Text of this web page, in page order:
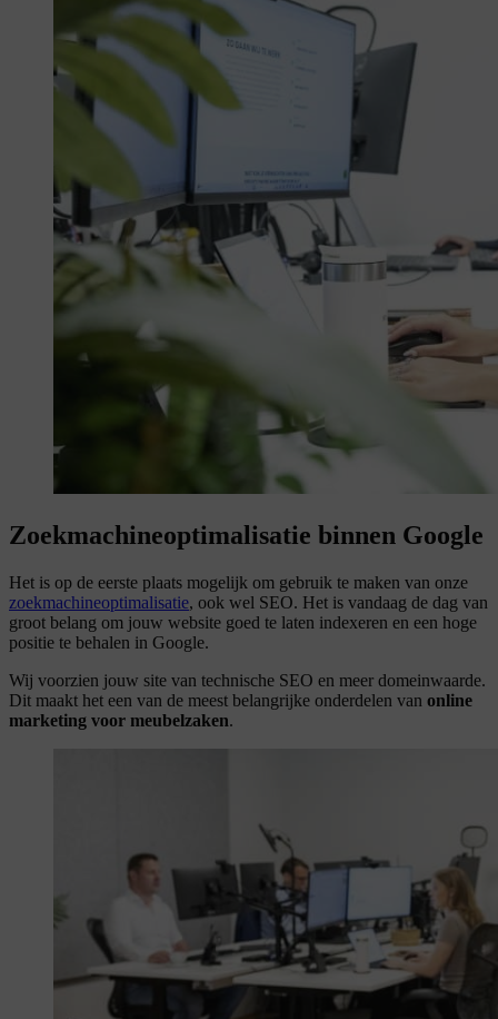
Zoekmachine­optimalisatie binnen Google
Het is op de eerste plaats mogelijk om gebruik te maken van onze
zoekmachineoptimalisatie, ook wel SEO. Het is vandaag de dag van
groot belang om jouw website goed te laten indexeren en een hoge
positie te behalen in Google.
Wij voorzien jouw site van technische SEO en meer domeinwaarde.
Dit maakt het een van de meest belangrijke onderdelen van online
marketing voor meubelzaken.